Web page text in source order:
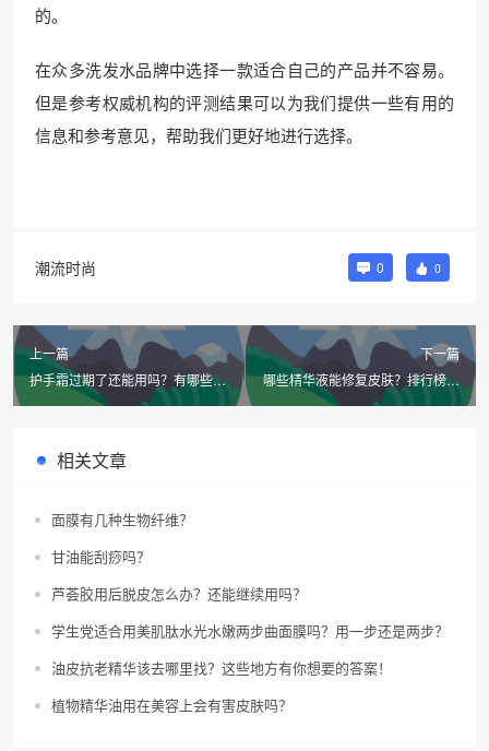
的。
在众多洗发水品牌中选择一款适合自己的产品并不容易。
但是参考权威机构的评测结果可以为我们提供一些有用的
信息和参考意见，帮助我们更好地进行选择。
潮流时尚 0 0
上一篇
护手霜过期了还能用吗？有哪些妙
下一篇
哪些精华液能修复皮肤？排行榜推
荐十款超受欢迎的补水修复精华液
相关文章
面膜有几种生物纤维？
甘油能刮痧吗？
芦荟胶用后脱皮怎么办？还能继续用吗？
学生党适合用美肌肽水光水嫩两步曲面膜吗？用一步还是两步？
油皮抗老精华该去哪里找？这些地方有你想要的答案！
植物精华油用在美容上会有害皮肤吗？